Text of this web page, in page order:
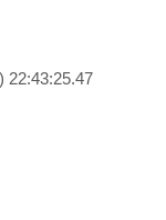
22:43:25.47